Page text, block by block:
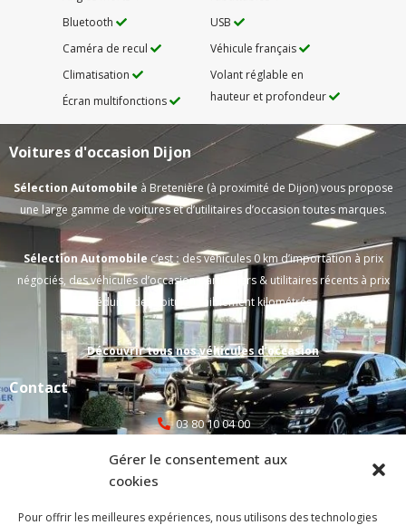
Gérer le consentement aux
cookies
Pour offrir les meilleures expériences, nous utilisons des technologies
Bluetooth
Caméra de recul
Climatisation
Écran multifonctions
USB
Véhicule français
Volant réglable en
hauteur et profondeur
Voitures d'occasion Dijon
Sélection Automobile à Bretenière (à proximité de Dijon) vous propose
une large gamme de voitures et d’utilitaires d’occasion toutes marques.
Sélection Automobile c’est: des véhicules 0 km d’importation à prix
négociés, des véhicules d’occasion particuliers & utilitaires récents à prix
réduits, des voitures faiblement kilométrés.
Découvrir tous nos véhicules d’occasion
Contact
03 80 10 04 00
selecauto@orange.fr